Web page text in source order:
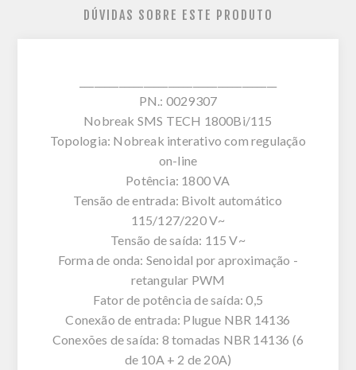
DÚVIDAS SOBRE ESTE PRODUTO
PN.: 0029307
Nobreak SMS TECH 1800Bi/115
Topologia: Nobreak interativo com regulação
on-line
Potência: 1800 VA
Tensão de entrada: Bivolt automático
115/127/220 V~
Tensão de saída: 115 V~
Forma de onda: Senoidal por aproximação -
retangular PWM
Fator de potência de saída: 0,5
Conexão de entrada: Plugue NBR 14136
Conexões de saída: 8 tomadas NBR 14136 (6
de 10A + 2 de 20A)